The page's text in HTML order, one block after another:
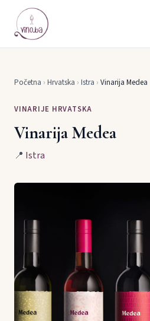
Početna › Hrvatska › Istra › Vinarija Medea
VINARIJE HRVATSKA
Vinarija Medea
📍 Istra